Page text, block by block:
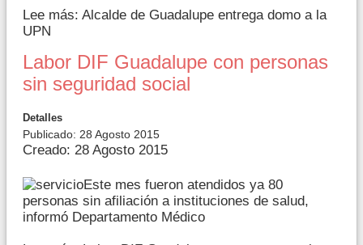
Lee más: Alcalde de Guadalupe entrega domo a la
UPN
Labor DIF Guadalupe con personas
sin seguridad social
Detalles
Publicado: 28 Agosto 2015
Creado: 28 Agosto 2015
Este mes fueron atendidos ya 80
personas sin afiliación a instituciones de salud,
informó Departamento Médico